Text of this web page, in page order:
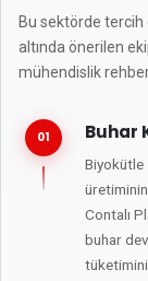
Bu sektörde tercih
altında önerilen
mühendislik
01 Buhar
Biyokütle
Contalı
buhar